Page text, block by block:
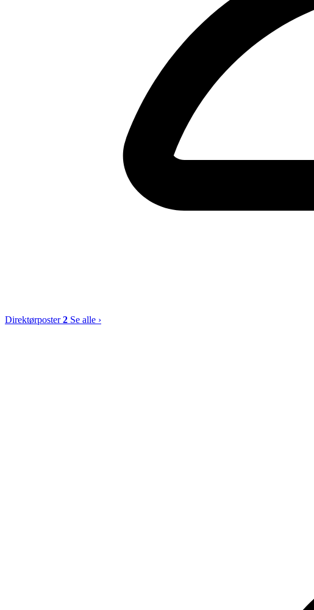
Direktørposter2 Se alle ›